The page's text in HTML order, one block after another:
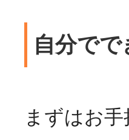
自分で
まずはお